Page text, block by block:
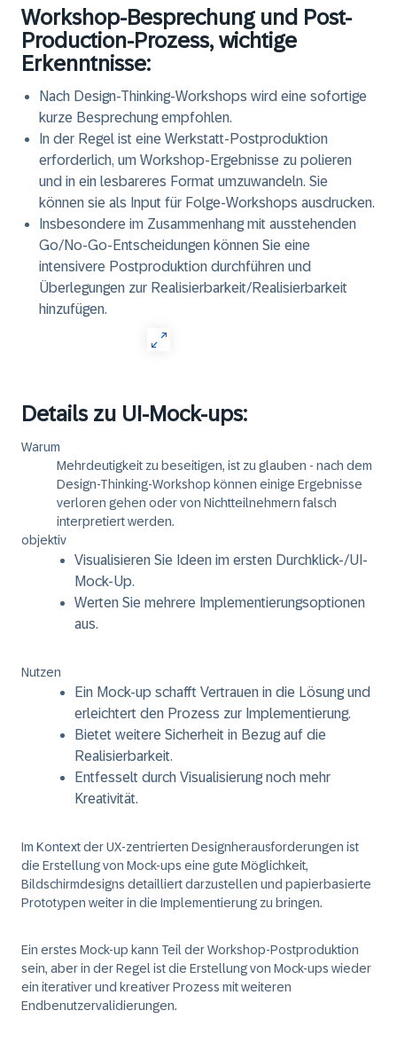
Workshop-Besprechung und Post-
Production-Prozess, wichtige
Erkenntnisse:
Nach Design-Thinking-Workshops wird eine sofortige
kurze Besprechung empfohlen.
In der Regel ist eine Werkstatt-Postproduktion
erforderlich, um Workshop-Ergebnisse zu polieren
und in ein lesbareres Format umzuwandeln. Sie
können sie als Input für Folge-Workshops ausdrucken.
Insbesondere im Zusammenhang mit ausstehenden
Go/No-Go-Entscheidungen können Sie eine
intensivere Postproduktion durchführen und
Überlegungen zur Realisierbarkeit/Realisierbarkeit
hinzufügen.
Details zu UI-Mock-ups:
Warum
Mehrdeutigkeit zu beseitigen, ist zu glauben - nach dem
Design-Thinking-Workshop können einige Ergebnisse
verloren gehen oder von Nichtteilnehmern falsch
interpretiert werden.
objektiv
Visualisieren Sie Ideen im ersten Durchklick-/UI-
Mock-Up.
Werten Sie mehrere Implementierungsoptionen
aus.
Nutzen
Ein Mock-up schafft Vertrauen in die Lösung und
erleichtert den Prozess zur Implementierung.
Bietet weitere Sicherheit in Bezug auf die
Realisierbarkeit.
Entfesselt durch Visualisierung noch mehr
Kreativität.
Im Kontext der UX-zentrierten Designherausforderungen ist
die Erstellung von Mock-ups eine gute Möglichkeit,
Bildschirmdesigns detailliert darzustellen und papierbasierte
Prototypen weiter in die Implementierung zu bringen.
Ein erstes Mock-up kann Teil der Workshop-Postproduktion
sein, aber in der Regel ist die Erstellung von Mock-ups wieder
ein iterativer und kreativer Prozess mit weiteren
Endbenutzervalidierungen.